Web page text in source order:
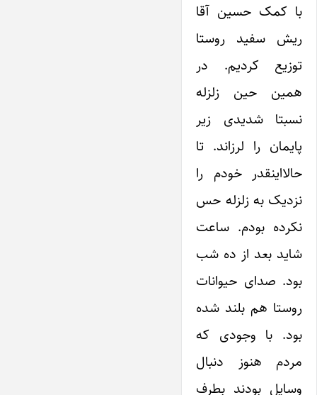
با کمک حسین آقا
ریش سفید روستا
توزیع کردیم. در
همین حین زلزله
نسبتا شدیدی زیر
پایمان را لرزاند. تا
حالا‌اینقدر خودم را
نزدیک به زلزله حس
نکرده بودم. ساعت
شاید بعد از ده شب
بود. صدای حیوانات
روستا هم بلند شده
بود. با وجودی که
مردم هنوز دنبال
وسایل بودند بطرف